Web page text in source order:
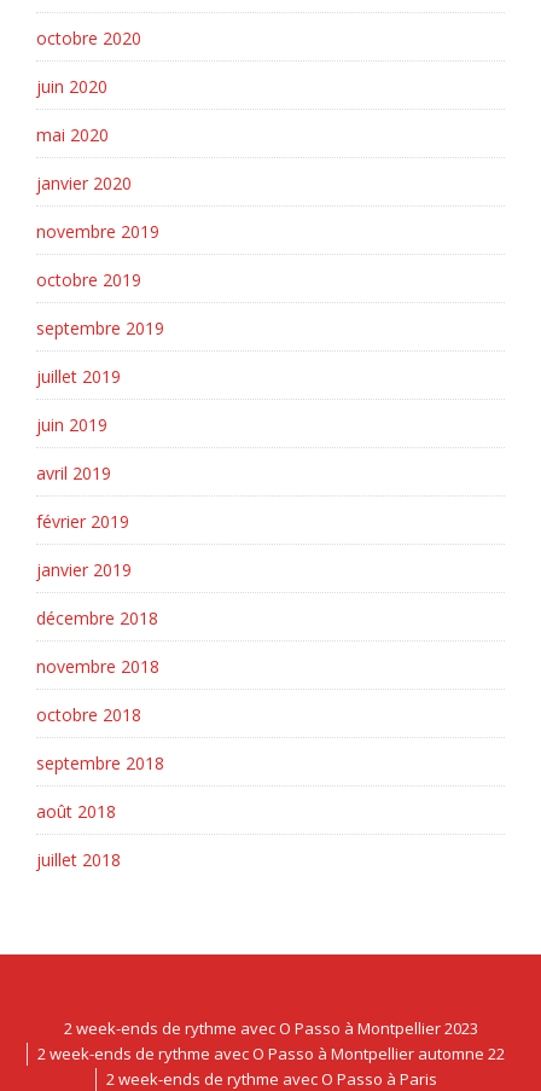
octobre 2020
juin 2020
mai 2020
janvier 2020
novembre 2019
octobre 2019
septembre 2019
juillet 2019
juin 2019
avril 2019
février 2019
janvier 2019
décembre 2018
novembre 2018
octobre 2018
septembre 2018
août 2018
juillet 2018
2 week-ends de rythme avec O Passo à Montpellier 2023
2 week-ends de rythme avec O Passo à Montpellier automne 22
2 week-ends de rythme avec O Passo à Paris